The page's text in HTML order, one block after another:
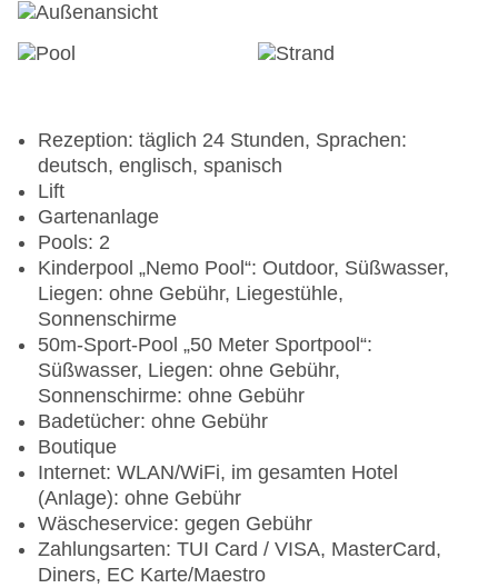
Rezeption: täglich 24 Stunden, Sprachen:
deutsch, englisch, spanisch
Lift
Gartenanlage
Pools: 2
Kinderpool „Nemo Pool“: Outdoor, Süßwasser,
Liegen: ohne Gebühr, Liegestühle,
Sonnenschirme
50m-Sport-Pool „50 Meter Sportpool“:
Süßwasser, Liegen: ohne Gebühr,
Sonnenschirme: ohne Gebühr
Badetücher: ohne Gebühr
Boutique
Internet: WLAN/WiFi, im gesamten Hotel
(Anlage): ohne Gebühr
Wäscheservice: gegen Gebühr
Zahlungsarten: TUI Card / VISA, MasterCard,
Diners, EC Karte/Maestro